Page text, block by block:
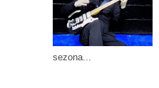
sezona...